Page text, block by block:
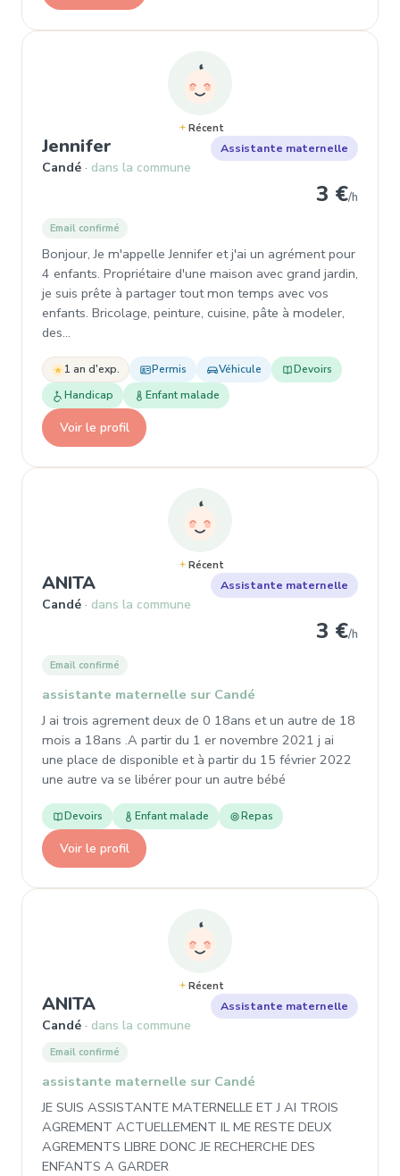
Récent
Jennifer , Assistante maternelle à Candé
Candé dans la commune
Assistante maternelle
3 €/h
Email confirmé
Bonjour, Je m'appelle Jennifer et j'ai un agrément pour
4 enfants. Propriétaire d'une maison avec grand jardin,
je suis prête à partager tout mon temps avec vos
enfants. Bricolage, peinture, cuisine, pâte à modeler,
des…
1 an d'exp. Permis Véhicule
Devoirs
Handicap
Enfant malade
Voir le profil
Récent
ANITA, Assistante maternelle à Candé
Candé dans la commune
Assistante maternelle
3 €/h
Email confirmé
assistante maternelle sur Candé
J ai trois agrement deux de 0 18ans et un autre de 18
mois a 18ans .A partir du 1 er novembre 2021 j ai
une place de disponible et à partir du 15 février 2022
une autre va se libérer pour un autre bébé
Devoirs Enfant malade Repas
Voir le profil
Récent
ANITA, Assistante maternelle à Candé
Candé dans la commune
Assistante maternelle
Email confirmé
assistante maternelle sur Candé
JE SUIS ASSISTANTE MATERNELLE ET J AI TROIS
AGREMENT ACTUELLEMENT IL ME RESTE DEUX
AGREMENTS LIBRE DONC JE RECHERCHE DES
ENFANTS A GARDER